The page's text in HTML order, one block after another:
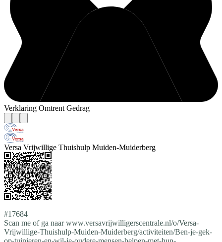
Verklaring Omtrent Gedrag
Versa Vrijwillige Thuishulp Muiden-Muiderberg
#17684
Scan me of ga naar www.versavrijwilligerscentrale.nl/o/Versa-
Vrijwillige-Thuishulp-Muiden-Muiderberg/activiteiten/Ben-je-gek-